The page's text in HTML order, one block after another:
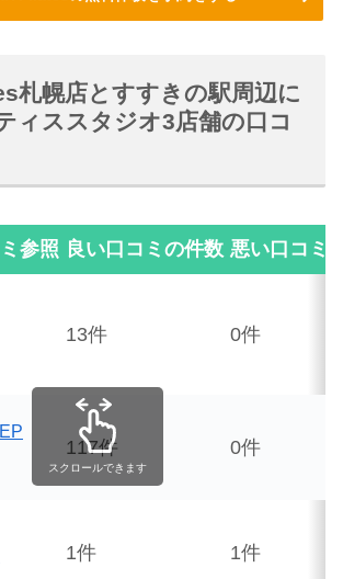
札幌店とすすきの駅周辺に
ィススタジオ3店舗の口コ
参照 良い口コミの件数 悪い口コミ
13件 0件
117件 0件
1件 1件
スクロールできます